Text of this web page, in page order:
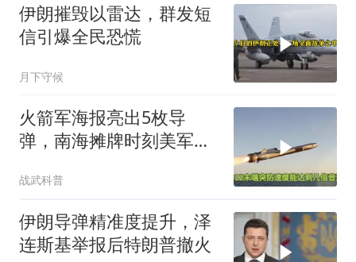
伊朗摧毁以雷达，群发短
信引爆全民恐慌
月下守候
火箭军海报亮出5枚导
弹，南海摊牌时刻美军拦
战武科普
伊朗导弹精准度提升，泽
连斯基举报后特朗普撤火